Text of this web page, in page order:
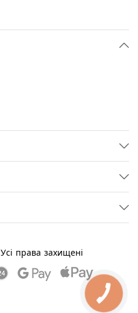
Усі права захищені